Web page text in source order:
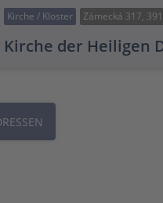
Kirche / Kloster Zámecká 317,
Kirche der Heiligen